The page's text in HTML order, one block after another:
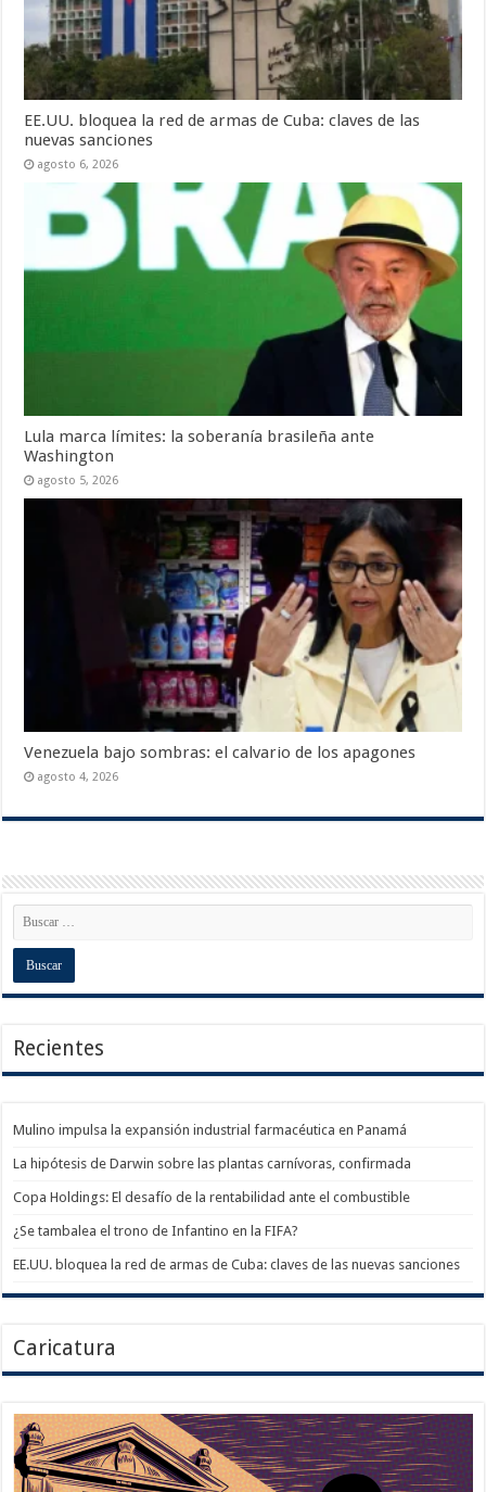
EE.UU. bloquea la red de armas de Cuba: claves de las
nuevas sanciones
agosto 6, 2026
Lula marca límites: la soberanía brasileña ante
Washington
agosto 5, 2026
Venezuela bajo sombras: el calvario de los apagones
agosto 4, 2026
Recientes
Mulino impulsa la expansión industrial farmacéutica en Panamá
La hipótesis de Darwin sobre las plantas carnívoras, confirmada
Copa Holdings: El desafío de la rentabilidad ante el combustible
¿Se tambalea el trono de Infantino en la FIFA?
EE.UU. bloquea la red de armas de Cuba: claves de las nuevas sanciones
Caricatura